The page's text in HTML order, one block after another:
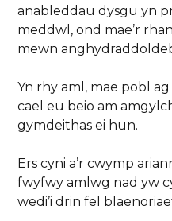
anableddau dysgu yn
meddwl, ond mae’r
mewn
Yn rhy aml, mae pobl
cael eu beio am
gymdeithas ei hun.
Ers cyni a’r cwymp
fwyfwy amlwg nad yw
wedi’i drin fel